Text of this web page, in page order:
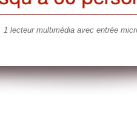
lecteur multimédia avec entrée